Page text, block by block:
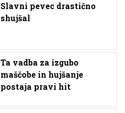
Slavni pevec drastično
shujšal
Ta vadba za izgubo
maščobe in hujšanje
postaja pravi hit